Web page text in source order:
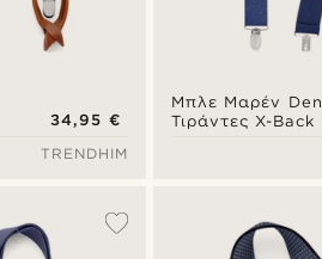
34,95 €
TRENDHIM
Μπλε Μαρέν
Τιράντες X-